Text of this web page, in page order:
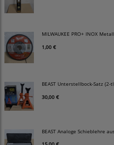
MILWAUKEE PRO+ INOX
1,00 €
BEAST Unterstellbock-Satz
30,00 €
BEAST Analoge Schieblehre